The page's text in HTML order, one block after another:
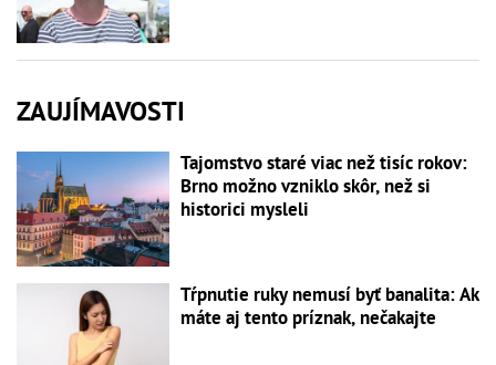
ZAUJÍMAVOSTI
Tajomstvo staré viac než tisíc rokov:
Brno možno vzniklo skôr, než si
historici mysleli
Tŕpnutie ruky nemusí byť banalita: Ak
máte aj tento príznak, nečakajte